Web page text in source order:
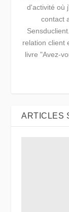
d'activité où
contact
relation client
livre "Avez-
ARTICLES